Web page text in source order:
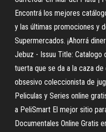
Encontrá los mejores
y las últimas promociones y
Supermercados. ¡Ahorrá
Jebuz - Issuu Title: Catalogo
tuerta que se da a la caza
obsesivo coleccionista de
Peliculas y Series online
a PeliSmart El mejor sitio
Documentales Online Gratis